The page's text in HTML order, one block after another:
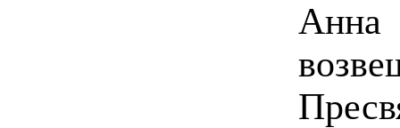
Анна